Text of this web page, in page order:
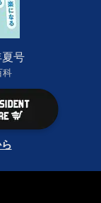
号
科